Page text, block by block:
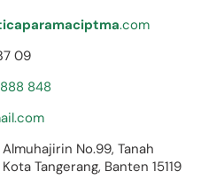
.com
09
848
No.99, Tanah
Tangerang, Banten 15119